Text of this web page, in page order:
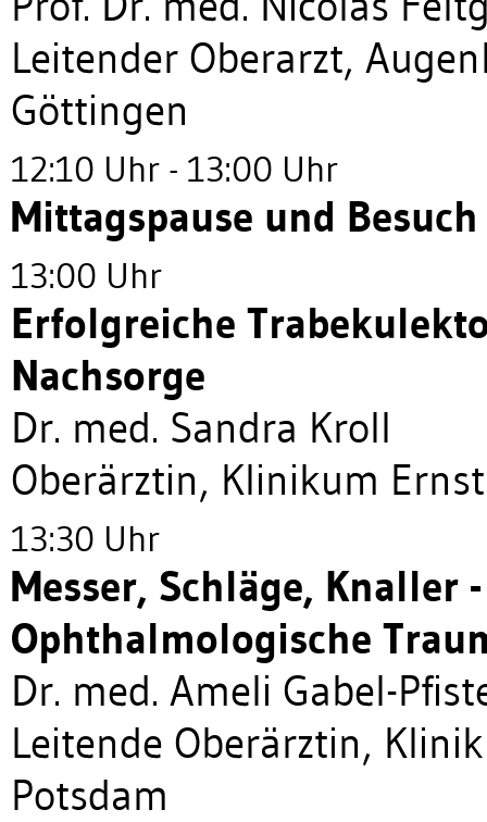
Leitender Oberarzt,
Göttingen
12:10 Uhr - 13:00 Uhr
Mittagspause und
13:00 Uhr
Erfolgreiche
Nachsorge
Dr. med. Sandra Kroll
Oberärztin, Klinikum
13:30 Uhr
Messer, Schläge, Knaller -
Ophthalmologische
Dr. med. Ameli Gabel-
Leitende Oberärztin,
Potsdam